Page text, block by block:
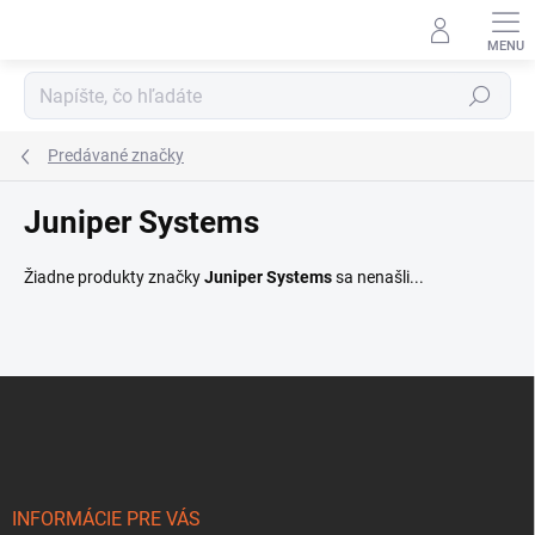
Hľadať
Predávané značky
Juniper Systems
Žiadne produkty značkyJuniper Systemssa nenašli...
INFORMÁCIE PRE VÁS